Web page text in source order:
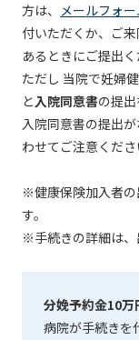
方は、 メールフォー
付いただくか、ご
あるときにご提出
ただし 当院で妊婦
と入院同意書の提
入院同意書の提出
わせてご注意くださ
※健康保険加入者の
す。
※手続きの詳細は、
分娩予約金10万
病院が手続きを